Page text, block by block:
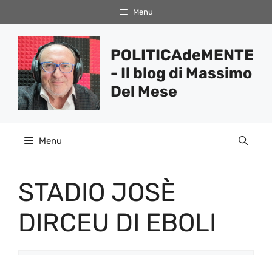
al
contenuto
Menu
POLITICAdeMENTE
- Il blog di Massimo
Del Mese
Menu
STADIO JOSÈ
DIRCEU DI EBOLI